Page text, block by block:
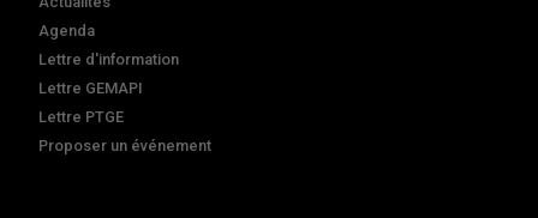
Agenda
Lettre d'information
Lettre GEMAPI
Lettre PTGE
Proposer un événement